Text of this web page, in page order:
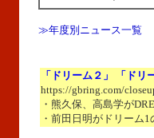
≫年度別ニュース一覧
「ドリーム２」 「ドリ
https://gbring.com/
・熊久保、高島学が
・前田日明がドリーム